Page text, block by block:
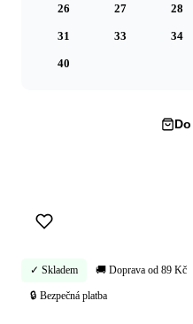
26 27 28
31 33 34
40
✓ Skladem 🚚 Doprava od 89 Kč
🔒 Bezpečná platba